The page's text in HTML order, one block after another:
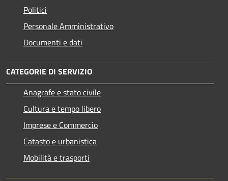
Politici
Personale Amministrativo
Documenti e dati
CATEGORIE DI SERVIZIO
Anagrafe e stato civile
Cultura e tempo libero
Imprese e Commercio
Catasto e urbanistica
Mobilità e trasporti